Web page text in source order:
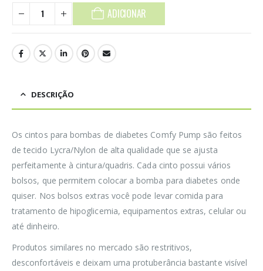
ADICIONAR
DESCRIÇÃO
Os cintos para bombas de diabetes Comfy Pump são feitos
de tecido Lycra/Nylon de alta qualidade que se ajusta
perfeitamente à cintura/quadris. Cada cinto possui vários
bolsos, que permitem colocar a bomba para diabetes onde
quiser. Nos bolsos extras você pode levar comida para
tratamento de hipoglicemia, equipamentos extras, celular ou
até dinheiro.
Produtos similares no mercado são restritivos,
desconfortáveis e deixam uma protuberância bastante visível